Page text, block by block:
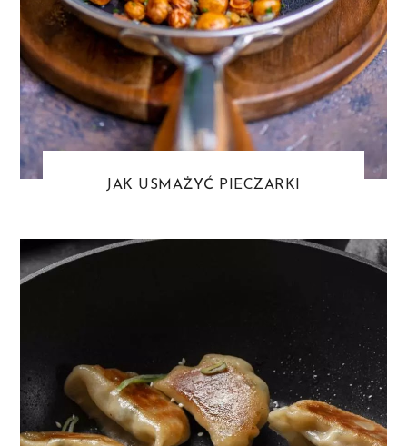
JAK USMAŻYĆ PIECZARKI